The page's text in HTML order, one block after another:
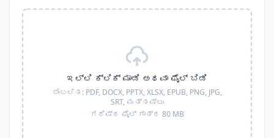
ಇಲ್ಲಿ ಕ್ಲಿಕ್ ಮಾಡಿ ಅಥವಾ ಫೈಲ್ ಬಿಡಿ
ಬೆಂಬಲಿತ: PDF, DOCX, PPTX, XLSX, EPUB, PNG, JPG,
SRT, ಮತ್ತಷ್ಟು
ಗರಿಷ್ಠ ಫೈಲ್ ಗಾತ್ರ 80 MB